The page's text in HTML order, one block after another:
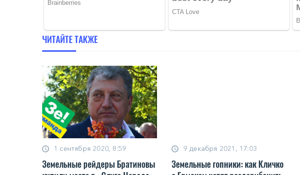
ЧИТАЙТЕ ТАКЖЕ
1 сентября 2020, 8:59
Земельные рейдеры Братиновы
9 декабря 2021, 17:03
Земельные гопники: как Кличко